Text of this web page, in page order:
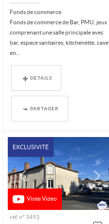
Fonds de commerce
Fonds de commerce de Bar, PMU, jeux
comprenant une salle principale avec
bar, espace sanitaires, kitchenette, cave
en...
DÉTAILS
PARTAGER
Visite Video
EXCLUSIVITÉ
ref. n° 3493